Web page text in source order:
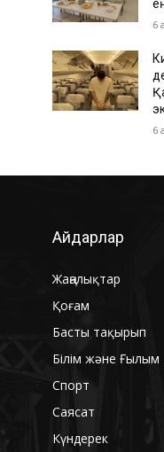
6
6
Айдарлар
Жаңалықтар
Қоғам
Басты тақырып
Білім және Ғылым
Спорт
Саясат
Күндерек